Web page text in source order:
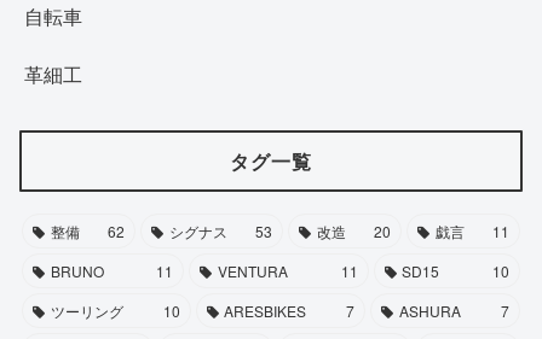
自転車
革細工
タグ一覧
整備 62 シグナス 53 改造 20 戯言
11
BRUNO
11 VENTURA 11 SD15
10
ツーリング
10 ARESBIKES 7 ASHURA
7